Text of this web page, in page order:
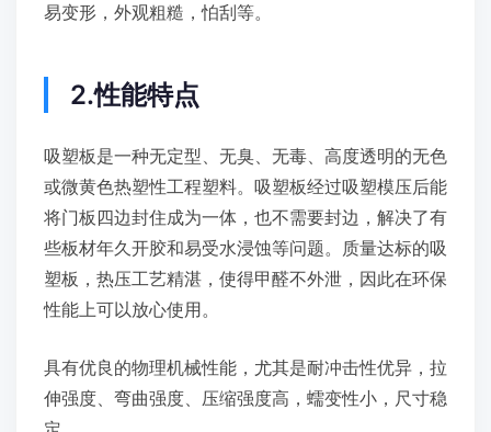
易变形，外观粗糙，怕刮等。
2.性能特点
吸塑板是一种无定型、无臭、无毒、高度透明的无色
或微黄色热塑性工程塑料。吸塑板经过吸塑模压后能
将门板四边封住成为一体，也不需要封边，解决了有
些板材年久开胶和易受水浸蚀等问题。质量达标的吸
塑板，热压工艺精湛，使得甲醛不外泄，因此在环保
性能上可以放心使用。
具有优良的物理机械性能，尤其是耐冲击性优异，拉
伸强度、弯曲强度、压缩强度高，蠕变性小，尺寸稳